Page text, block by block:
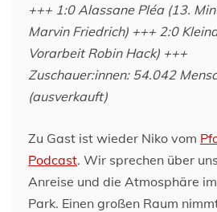
+++ 1:0 Alassane Pléa (13.
Marvin Friedrich) +++ 2:0
Vorarbeit Robin Hack) +++
Zuschauer:innen: 54.042
(ausverkauft)
Zu Gast ist wieder Niko vom
Podcast. Wir sprechen über
Anreise und die Atmosphäre
Park. Einen großen Raum